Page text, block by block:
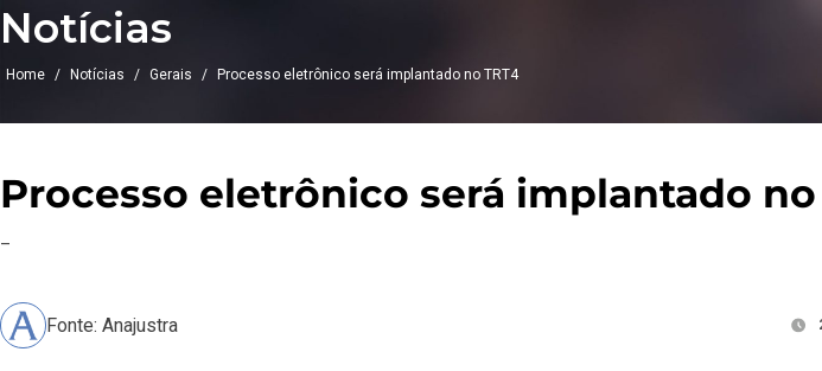
Notícias
Home / Notícias / Gerais / Processo eletrônico será implantado no TRT4
Processo eletrônico será implantado no
–
Fonte: Anajustra